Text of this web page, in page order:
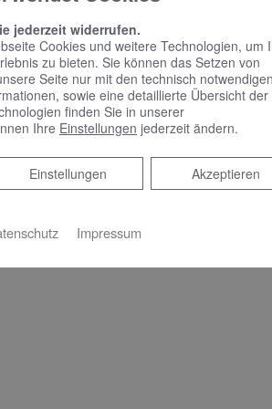
Steuer, günstiger als Öl- oder
oder Pelletheizung, erstellen
Gewerke inklusive Schornsteinfeger.
termingerechte Durchführung aller
gibt.
jederzeit widerrufen.
Cookies und weitere Technologien, um
zu bieten. Sie können das Setzen von
Seite nur mit den technisch notwendigen
sowie eine detaillierte Übersicht der
finden Sie in unserer
Ihre Einstellungen jederzeit ändern.
Akzeptieren
Einstellungen
Impressum